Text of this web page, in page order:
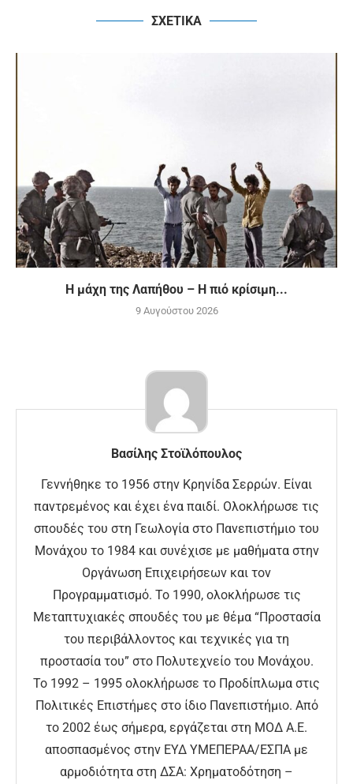
ΣΧΕΤΙΚΑ
H μάχη της Λαπήθου – Η πιό κρίσιμη...
9 Αυγούστου 2026
Βασίλης Στοϊλόπουλος
Γεννήθηκε το 1956 στην Κρηνίδα Σερρών. Είναι
παντρεμένος και έχει ένα παιδί. Ολοκλήρωσε τις
σπουδές του στη Γεωλογία στο Πανεπιστήμιο του
Μονάχου το 1984 και συνέχισε με μαθήματα στην
Οργάνωση Επιχειρήσεων και τον
Προγραμματισμό. Το 1990, ολοκλήρωσε τις
Μεταπτυχιακές σπουδές του με θέμα “Προστασία
του περιβάλλοντος και τεχνικές για τη
προστασία του” στο Πολυτεχνείο του Μονάχου.
Το 1992 – 1995 ολοκλήρωσε το Προδίπλωμα στις
Πολιτικές Επιστήμες στο ίδιο Πανεπιστήμιο. Από
το 2002 έως σήμερα, εργάζεται στη ΜΟΔ Α.Ε.
αποσπασμένος στην ΕΥΔ ΥΜΕΠΕΡΑΑ/ΕΣΠΑ με
αρμοδιότητα στη ΔΣΑ: Χρηματοδότηση –